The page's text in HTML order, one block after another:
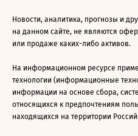
Новости, аналитика, прогнозы и
на данном сайте, не являются
или продаже каких-либо активов.
На информационном ресурсе
технологии (информационные
информации на основе сбора,
относящихся к предпочтениям
находящихся на территории